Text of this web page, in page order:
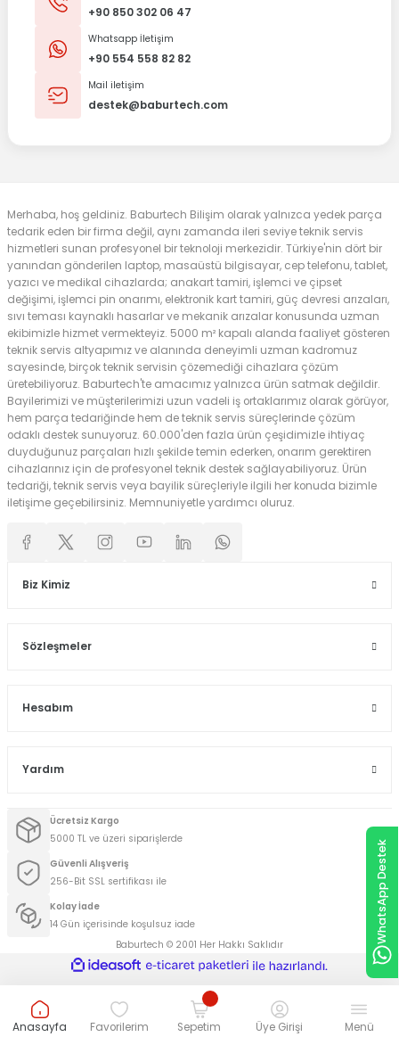
+90 850 302 06 47
Whatsapp İletişim
+90 554 558 82 82
Mail iletişim
destek@baburtech.com
Merhaba, hoş geldiniz. Baburtech Bilişim olarak yalnızca yedek parça
tedarik eden bir firma değil, aynı zamanda ileri seviye teknik servis
hizmetleri sunan profesyonel bir teknoloji merkezidir. Türkiye'nin dört bir
yanından gönderilen laptop, masaüstü bilgisayar, cep telefonu, tablet,
yazıcı ve medikal cihazlarda; anakart tamiri, işlemci ve çipset
değişimi, işlemci pin onarımı, elektronik kart tamiri, güç devresi arızaları,
sıvı teması kaynaklı hasarlar ve mekanik arızalar konusunda uzman
ekibimizle hizmet vermekteyiz. 5000 m² kapalı alanda faaliyet gösteren
teknik servis altyapımız ve alanında deneyimli uzman kadromuz
sayesinde, birçok teknik servisin çözemediği cihazlara çözüm
üretebiliyoruz. Baburtech'te amacımız yalnızca ürün satmak değildir.
Bayilerimizi ve müşterilerimizi uzun vadeli iş ortaklarımız olarak görüyor,
hem parça tedariğinde hem de teknik servis süreçlerinde çözüm
odaklı destek sunuyoruz. 60.000'den fazla ürün çeşidimizle ihtiyaç
duyduğunuz parçaları hızlı şekilde temin ederken, onarım gerektiren
cihazlarınız için de profesyonel teknik destek sağlayabiliyoruz. Ürün
tedariği, teknik servis veya bayilik süreçleriyle ilgili her konuda bizimle
iletişime geçebilirsiniz. Memnuniyetle yardımcı oluruz.
Biz Kimiz
Sözleşmeler
Hesabım
Yardım
Ücretsiz Kargo
5000 TL ve üzeri siparişlerde
Güvenli Alışveriş
256-Bit SSL sertifikası ile
Kolay İade
14 Gün içerisinde koşulsuz iade
Baburtech © 2001 Her Hakkı Saklıdır
WhatsApp Destek
Anasayfa Favorilerim Sepetim Üye Girişi Menü
ideasoft
e-
hazırlandı.